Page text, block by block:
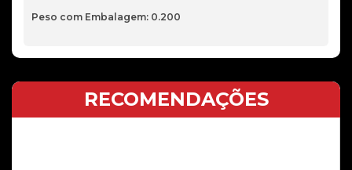
Peso com Embalagem: 0.200
RECOMENDAÇÕES